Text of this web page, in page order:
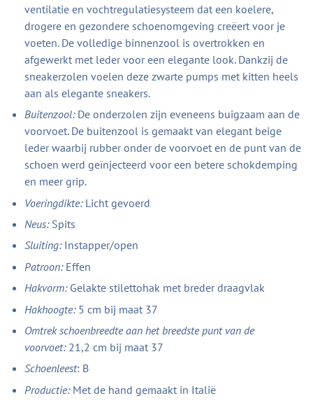
ventilatie en vochtregulatiesysteem dat een koelere,
drogere en gezondere schoenomgeving creëert voor je
voeten. De volledige binnenzool is overtrokken en
afgewerkt met leder voor een elegante look. Dankzij de
sneakerzolen voelen deze zwarte pumps met kitten heels
aan als elegante sneakers.
Buitenzool:De onderzolen zijn eveneens buigzaam aan de
voorvoet. De buitenzool is gemaakt van elegant beige
leder waarbij rubber onder de voorvoet en de punt van de
schoen werd geïnjecteerd voor een betere schokdemping
en meer grip.
Voeringdikte:Licht gevoerd
Neus:Spits
Sluiting:Instapper/open
Patroon:Effen
Hakvorm:Gelakte stilettohak met breder draagvlak
Hakhoogte:5 cm bij maat 37
Omtrek schoenbreedte aan het breedste punt van de
voorvoet:21,2 cm bij maat 37
Schoenleest: B
Productie:Met de hand gemaakt in Italië